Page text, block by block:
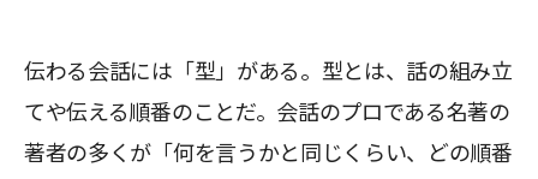
伝わる会話には「型」がある。型とは、話の組み立
てや伝える順番のことだ。会話のプロである名著の
著者の多くが「何を言うかと同じくらい、どの順番